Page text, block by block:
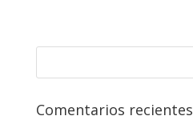
Comentarios recientes